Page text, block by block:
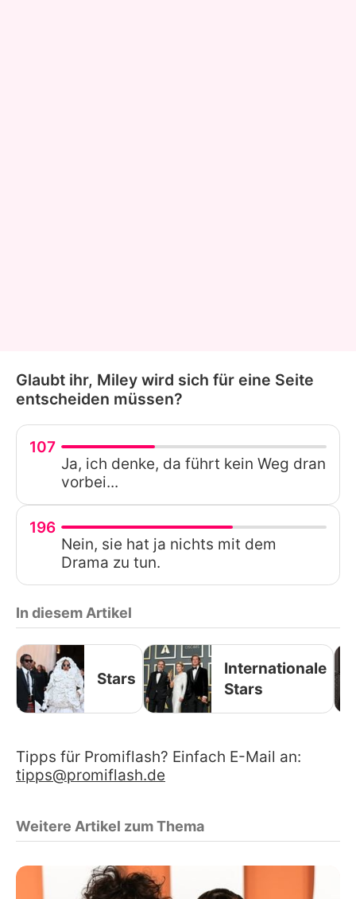
Glaubt ihr, Miley wird sich für eine Seite
entscheiden müssen?
107
Ja, ich denke, da führt kein Weg dran
vorbei...
196
Nein, sie hat ja nichts mit dem
Drama zu tun.
In diesem Artikel
Stars
Internationale
Stars
Tipps für Promiflash? Einfach E-Mail an:
tipps@promiflash.de
Weitere Artikel zum Thema